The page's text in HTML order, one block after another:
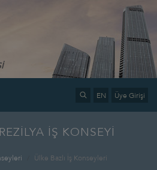
EN Üye Girişi
İŞ KONSEYİ
Ülke Bazlı İş Konseyleri